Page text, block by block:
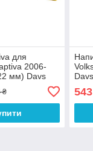
для
2006-
мм) Davs
₴ 543